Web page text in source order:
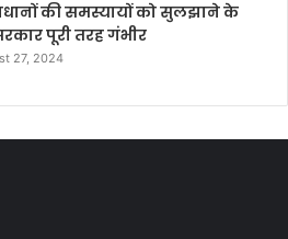
की समस्यायों को सुलझाने के
पूरी तरह गंभीर
27, 2024